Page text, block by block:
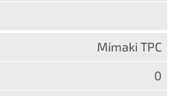
Mimaki TPC
0